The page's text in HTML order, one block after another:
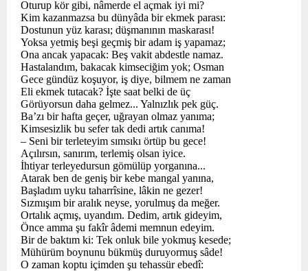
Oturup kör gibi, nâmerde el açmak iyi mi?
Kim kazanmazsa bu dünyâda bir ekmek parası:
Dostunun yüz karası; düşmanının maskarası!
Yoksa yetmiş beşi geçmiş bir adam iş yapamaz;
Ona ancak yapacak: Beş vakit abdestle namaz.
Hastalandım, bakacak kimseciğim yok; Osman
Gece gündüz koşuyor, iş diye, bilmem ne zaman
Eli ekmek tutacak? İşte saat belki de üç
Görüyorsun daha gelmez... Yalnızlık pek güç.
Ba’zı bir hafta geçer, uğrayan olmaz yanıma;
Kimsesizlik bu sefer tak dedi artık canıma!
– Seni bir terleteyim sımsıkı örtüp bu gece!
Açılırsın, sanırım, terlemiş olsan iyice.
İhtiyar terleyedursun gömülüp yorganına...
Atarak ben de geniş bir kebe mangal yanına,
Başladım uyku taharrîsine, lâkin ne gezer!
Sızmışım bir aralık neyse, yorulmuş da meğer.
Ortalık açmış, uyandım. Dedim, artık gideyim,
Önce amma şu fakîr âdemi memnun edeyim.
Bir de baktım ki: Tek onluk bile yokmuş kesede;
Mühürüm boynunu bükmüş duruyormuş sâde!
O zaman koptu içimden şu tehassür ebedî: